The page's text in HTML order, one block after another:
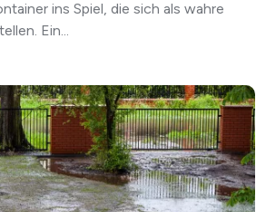
ins Spiel, die sich als wahre
Ein...